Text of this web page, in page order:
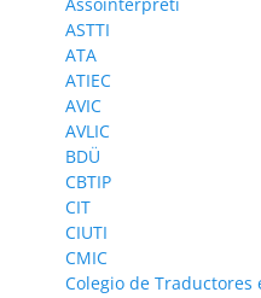
ASTTI
ATA
ATIEC
AVIC
AVLIC
BDÜ
CBTIP
CIT
CIUTI
CMIC
Colegio de